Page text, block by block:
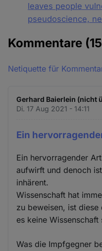
leaves people
pseudoscience,
Kommentare
Netiquette für
Gerhard Baierlein (nicht
Di. 17 Aug 2021 - 14:11
Ein
Ein hervorragender
aufwirft und denoch
inhärent.
Wissenschaft hat
zu beweisen, ist
es keine
Was die Impfgegner